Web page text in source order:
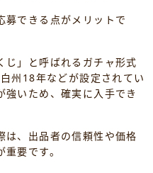
募できる点がメリットで
じ」と呼ばれるガチャ形式
州18年などが設定されてい
いため、確実に入手でき
は、出品者の信頼性や価格
要です。